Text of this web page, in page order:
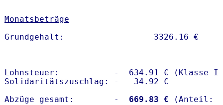
Monatsbeträge
Lohnsteuer:           -  634.91 € (Klasse I)
Solidaritätszuschlag: -   34.92 €
Abzüge gesamt:        -
  669.83 €